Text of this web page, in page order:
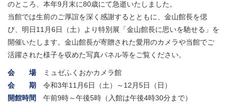
のところ、本年9月末に80歳にて急逝いたしました。
当館では生前のご厚誼を深く感謝するとともに、金山館長を偲
び、明日11月6日（土）より特別展「金山館長に思いを馳せる」を
開催いたします。金山館長が寄贈された愛用のカメラや当館でご
活躍された様子を収めた写真パネル等をご覧ください。
会 場ミュゼふくおかカメラ館
会 期
令和3年11月6日（土）～12月5日（日）
開館時間
午前9時～午後5時（入館は午後4時30分まで）